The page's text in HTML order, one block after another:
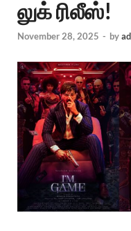
லுக் ரிலீஸ்!
November 28, 2025 - by